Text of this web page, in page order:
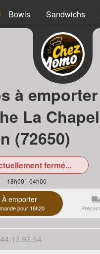
Bowls Sandwichs
à emporter
La
(72650)
fermé...
18h00 - 04h00
À emporter
pour 18h20